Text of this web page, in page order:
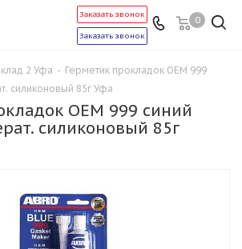
0
Заказать звонок
Заказать звонок
2 Уфа - Герметик прокладок OEM 999
силиконовый 85г Уфа
OEM 999 синий
силиконовый 85г